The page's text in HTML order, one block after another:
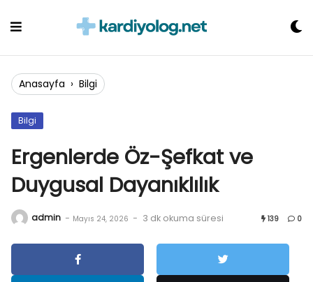
Anasayfa › Bilgi
Bilgi
Ergenlerde Öz-Şefkat ve
Duygusal Dayanıklılık
admin - Mayıs 24, 2026 - 3 dk okuma süresi 139 0